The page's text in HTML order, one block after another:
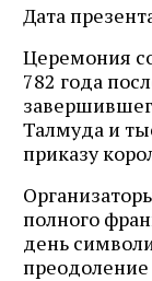
Дата
Церемония
782 года
Талмуда и
приказу
полного
день
преодоление